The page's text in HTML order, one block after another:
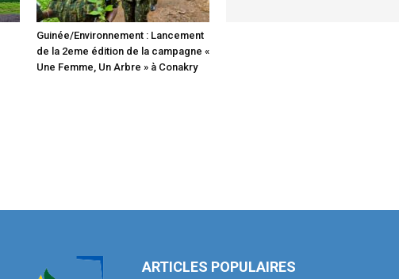
Guinée/Environnement : Lancement
de la 2eme édition de la campagne «
Une Femme, Un Arbre » à Conakry
ARTICLES POPULAIRES